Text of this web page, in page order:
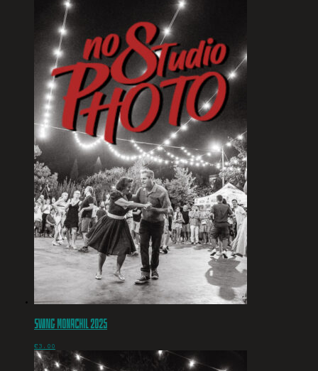
Swing Monachil 2025
€3.00